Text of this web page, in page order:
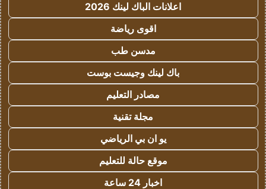
اعلانات الباك لينك 2026
اقوى رياضة
مدسن طب
باك لينك وجيست بوست
مصادر التعليم
مجلة تقنية
يو ان بي الرياضي
موقع حالة للتعليم
اخبار 24 ساعة